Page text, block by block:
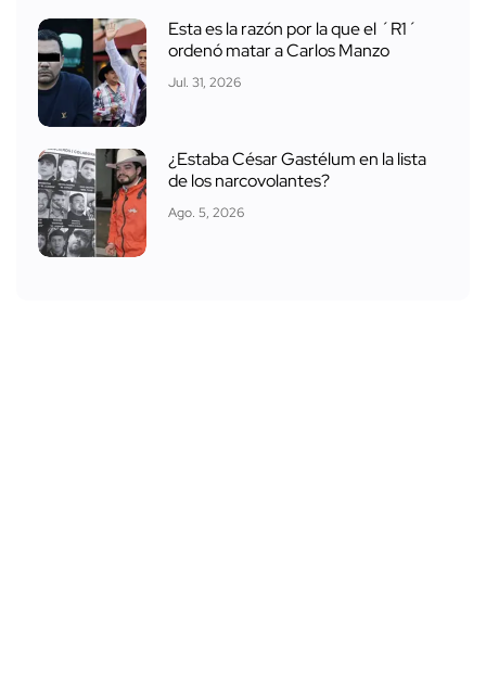
Esta es la razón por la que el ´R1´
ordenó matar a Carlos Manzo
Jul. 31, 2026
¿Estaba César Gastélum en la lista
de los narcovolantes?
Ago. 5, 2026